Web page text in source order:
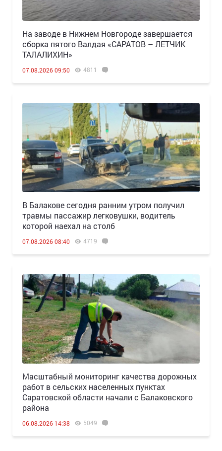
Н️а заводе в Нижнем Новгороде завершается
сборка пятого Валдая «САРАТОВ – ЛЕТЧИК
ТАЛАЛИХИН»
07.08.2026 09:50 4811
В Балакове сегодня ранним утром получил
травмы пассажир легковушки, водитель
которой наехал на столб
07.08.2026 08:40 4719
Масштабный мониторинг качества дорожных
работ в сельских населенных пунктах
Саратовской области начали с Балаковского
района
06.08.2026 14:38 5049